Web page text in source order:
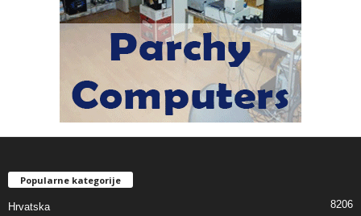
Popularne kategorije
Hrvatska 8206